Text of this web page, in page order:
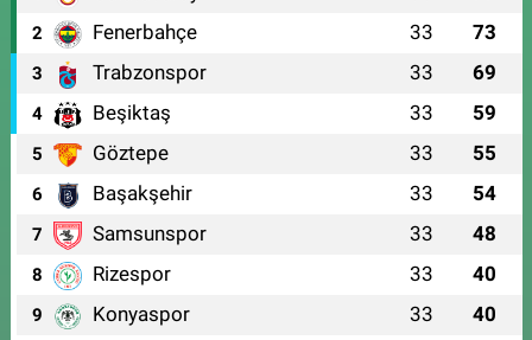
2 Fenerbahçe 33 73
3 Trabzonspor 33 69
4 Beşiktaş 33 59
5 Göztepe 33 55
6 Başakşehir 33 54
7 Samsunspor 33 48
8 Rizespor 33 40
9 Konyaspor 33 40